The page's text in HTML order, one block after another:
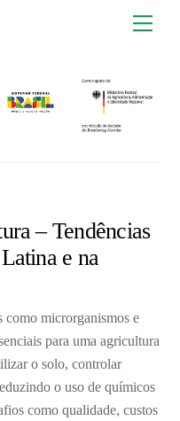
– Tendências
e na
microrganismos e
para uma agricultura
o solo, controlar
o uso de químicos
como qualidade, custos